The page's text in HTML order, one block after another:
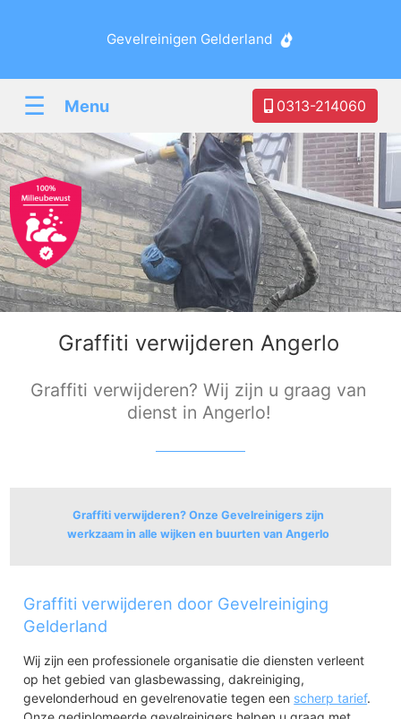
Gevelreinigen Gelderland
☰ Menu 0313-214060
Graffiti verwijderen Angerlo
Graffiti verwijderen? Wij zijn u graag van
dienst in Angerlo!
Graffiti verwijderen? Onze Gevelreinigers zijn
werkzaam in alle wijken en buurten van Angerlo
Angerlo
Angerlo's Broek
Graffiti verwijderen door Gevelreiniging
Gelderland
Wij zijn een professionele organisatie die diensten verleent
op het gebied van glasbewassing, dakreiniging,
gevelonderhoud en gevelrenovatie tegen een scherp tarief.